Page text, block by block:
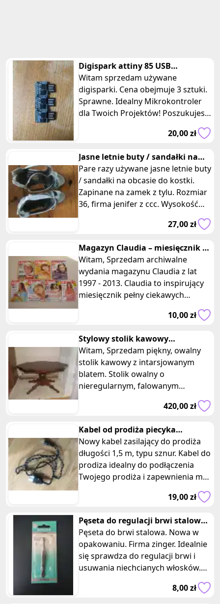
Digispark attiny 85 USB
mikrokontroler sterowanie
elektronik
Witam sprzedam używane
digisparki. Cena obejmuje 3 sztuki.
Sprawne. Idealny Mikrokontroler
dla Twoich Projektów! Poszukujesz
wyjątkowego narzędzia do swoich
20,00 zł
Jasne letnie buty / sandałki na
obcasie do kostki z ccc
Pare razy używane jasne letnie buty
/ sandałki na obcasie do kostki.
Zapinane na zamek z tylu. Rozmiar
36, firma jenifer z ccc. Wysokość
27,00 zł
Magazyn Claudia – miesięcznik z
lat 1997 - 2013
Witam, Sprzedam archiwalne
wydania magazynu Claudia z lat
1997 - 2013. Claudia to inspirujący
miesięcznik pełny ciekawych
10,00 zł
Stylowy stolik kawowy
intarsjowany blat, ława, stół
Witam, Sprzedam piękny, owalny
stolik kawowy z intarsjowanym
blatem. Stolik owalny o
nieregularnym, falowanym
zaokrąglonymi krawędz420,00 zł
Kabel od prodiża piecyka
opiekacza 1,5 m
Nowy kabel zasilający do prodiża
długości 1,5 m, typu sznur. Kabel do
prodiza idealny do podłączenia
Twojego prodiża i zapewnienia mu
19,00 zł
Pęseta do regulacji brwi stalowa
zinger
Pęseta do brwi stalowa. Nowa w
opakowaniu. Firma zinger. Idealnie
się sprawdza do regulacji brwi i
usuwania niechcianych włosków.
8,00 zł